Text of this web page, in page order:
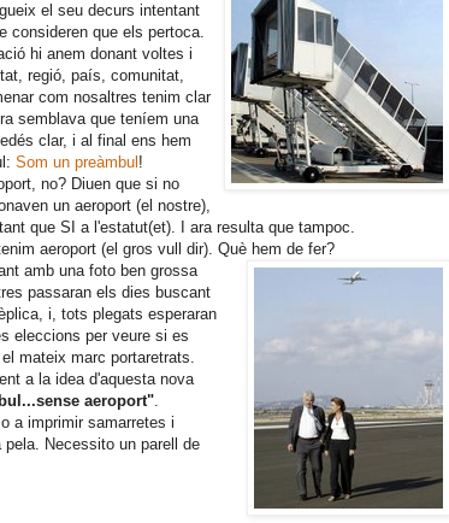
el seu decurs intentant
consideren que els pertoca.
hi anem donant voltes i
regió, país, comunitat,
com nosaltres tenim clar
semblava que teníem una
clar, i al final ens hem
Som un preàmbul !
no? Diuen que si no
un aeroport (el nostre),
que SI a l'estatut(et). I ara resulta que tampoc.
aeroport (el gros vull dir). Què hem de fer?
amb una foto ben grossa
passaran els dies buscant
i, tots plegats esperaran
eleccions per veure si es
mateix marc portaretrats.
a la idea d'aquesta nova
aeroport".
a imprimir samarretes i
Necessito un parell de